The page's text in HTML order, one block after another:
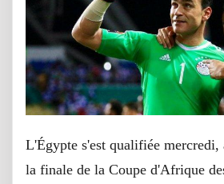
L'Égypte s'est qualifiée
la finale de la Coupe d'Afrique